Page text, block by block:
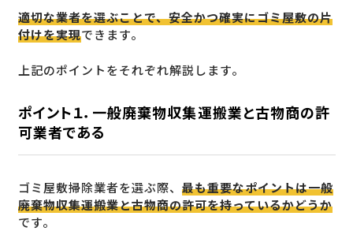
適切な業者を選ぶことで、安全かつ確実にゴミ屋敷の片
付けを実現できます。
上記のポイントをそれぞれ解説します。
ポイント１．一般廃棄物収集運搬業と古物商の許
可業者である
ゴミ屋敷掃除業者を選ぶ際、 最も重要なポイントは一般
廃棄物収集運搬業と古物商の許可を持っているかどうか
です。